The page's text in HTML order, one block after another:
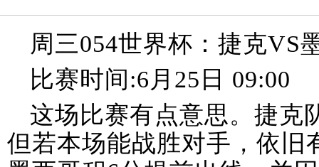
周三054世界杯：捷克VS
比赛时间:6月25日 09:00
这场比赛有点意思。捷克
但若本场能战胜对手，依旧